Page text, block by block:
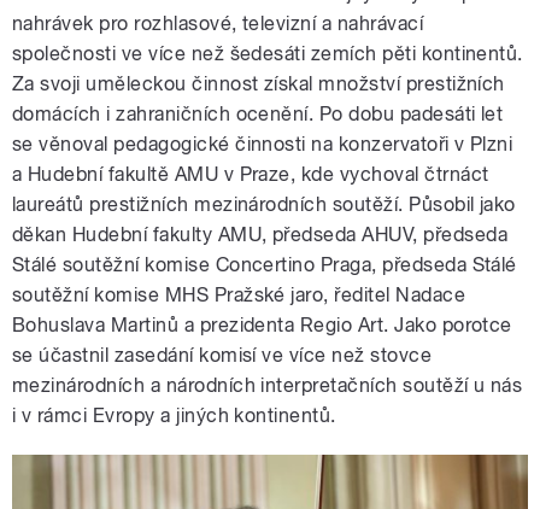
nahrávek pro rozhlasové, televizní a nahrávací
společnosti ve více než šedesáti zemích pěti kontinentů.
Za svoji uměleckou činnost získal množství prestižních
domácích i zahraničních ocenění. Po dobu padesáti let
se věnoval pedagogické činnosti na konzervatoři v Plzni
a Hudební fakultě AMU v Praze, kde vychoval čtrnáct
laureátů prestižních mezinárodních soutěží. Působil jako
děkan Hudební fakulty AMU, předseda AHUV, předseda
Stálé soutěžní komise Concertino Praga, předseda Stálé
soutěžní komise MHS Pražské jaro, ředitel Nadace
Bohuslava Martinů a prezidenta Regio Art. Jako porotce
se účastnil zasedání komisí ve více než stovce
mezinárodních a národních interpretačních soutěží u nás
i v rámci Evropy a jiných kontinentů.